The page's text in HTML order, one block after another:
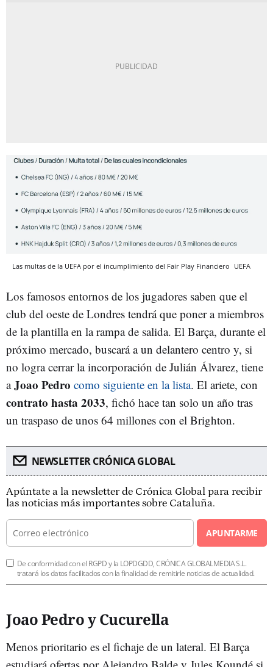
Las multas de la UEFA por el incumplimiento del Fair Play Financiero UEFA
Los famosos entornos de los jugadores saben que el
club del oeste de Londres tendrá que poner a miembros
de la plantilla en la rampa de salida. El Barça, durante el
próximo mercado, buscará a un delantero centro y, si
no logra cerrar la incorporación de Julián Álvarez, tiene
aJoao Pedro como siguiente en la lista. El ariete, con
contrato hasta 2033, fichó hace tan solo un año tras
un traspaso de unos 64 millones con el Brighton.
NEWSLETTER CRÓNICA GLOBAL
Apúntate a la newsletter de Crónica Global para recibir
las noticias más importantes sobre Cataluña.
APUNTARME
De conformidad con el RGPD y la LOPDGDD, CRÓNICA GLOBALMEDIA S.L.
tratará los datos facilitados con la finalidad de remitirle noticias de actualidad.
Joao Pedro y Cucurella
Menos prioritario es el fichaje de un lateral. El Barça